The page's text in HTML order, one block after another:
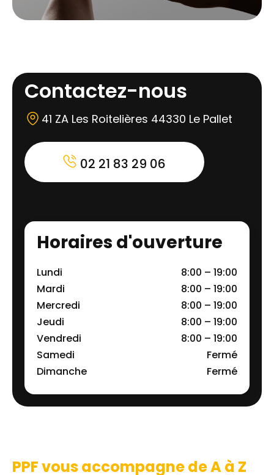
Contactez-nous
41 ZA Les Roitelières 44330 Le Pallet
02 21 83 29 06
Horaires d'ouverture
Lundi
8:00 – 19:00
Mardi
8:00 – 19:00
Mercredi
8:00 – 19:00
Jeudi
8:00 – 19:00
Vendredi
8:00 – 19:00
Samedi
Fermé
Dimanche
Fermé
PPF vous accompagne de A à Z